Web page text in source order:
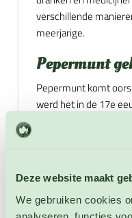
Deze website maakt
We gebruiken cookies
verschillende
meerjarige.
Pepermunt
Pepermunt komt
werd het in de 17e
1. Pepermunt heeft
winderigheid,